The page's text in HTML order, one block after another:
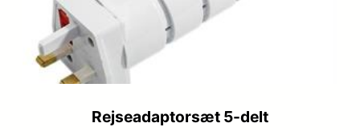
Rejseadaptorsæt 5-delt